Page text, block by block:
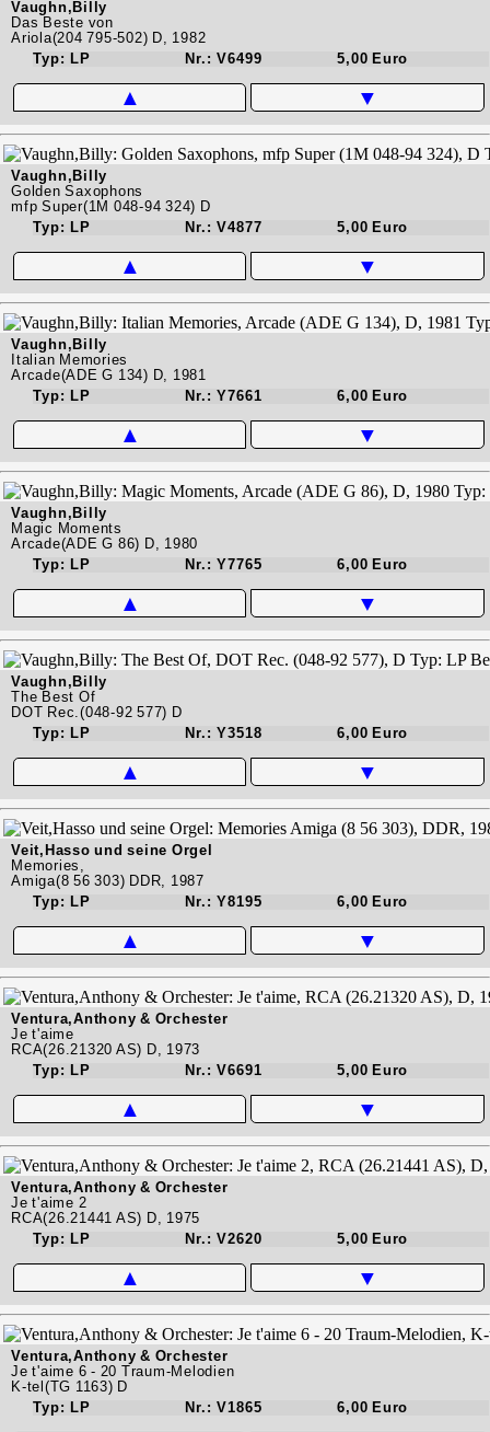
Vaughn,Billy
Das Beste von
Ariola(204 795-502) D, 1982
Typ: LP
Nr.: V6499 5,00 Euro
▲ ▼
Vaughn,Billy
Golden Saxophons
mfp Super(1M 048-94 324) D
Typ: LP
Nr.: V4877 5,00 Euro
▲ ▼
Vaughn,Billy
Italian Memories
Arcade(ADE G 134) D, 1981
Typ: LP
Nr.: Y7661 6,00 Euro
▲ ▼
Vaughn,Billy
Magic Moments
Arcade(ADE G 86) D, 1980
Typ: LP
Nr.: Y7765 6,00 Euro
▲ ▼
Vaughn,Billy
The Best Of
DOT Rec.(048-92 577) D
Typ: LP
Nr.: Y3518 6,00 Euro
▲ ▼
Veit,Hasso und seine Orgel
Memories,
Amiga(8 56 303) DDR, 1987
Typ: LP
Nr.: Y8195 6,00 Euro
▲ ▼
Ventura,Anthony & Orchester
Je t'aime
RCA(26.21320 AS) D, 1973
Typ: LP
Nr.: V6691 5,00 Euro
▲ ▼
Ventura,Anthony & Orchester
Je t'aime 2
RCA(26.21441 AS) D, 1975
Typ: LP
Nr.: V2620 5,00 Euro
▲ ▼
Ventura,Anthony & Orchester
Je t'aime 6 - 20 Traum-Melodien
K-tel(TG 1163) D
Typ: LP
Nr.: V1865 6,00 Euro